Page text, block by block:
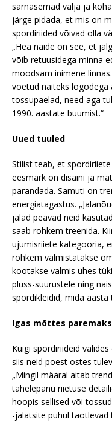
sarnasemad välja ja
järge pidada, et mis on
spordiriided võivad olla
„Hea näide on see, et
võib retuusidega minna
moodsam inimene
võetud näiteks logodega
tossupaelad, need aga
1990. aastate buumist.“
Uued tuuled
Stilist teab, et
eesmärk on disaini ja
parandada. Samuti on
energiatagastus.
jalad peavad neid
saab rohkem treenida.
ujumisriiete kategooria,
rohkem valmistatakse
kootakse valmis ühes
pluss-suurustele ning
spordikleidid, mida aasta
Igas mõttes paremaks
Kuigi spordiriideid
siis neid poest ostes
„Mingil määral aitab
tähelepanu riietuse
hoopis sellised või
-jalatsite puhul